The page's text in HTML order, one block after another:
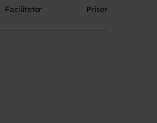
Faciliteter Priser